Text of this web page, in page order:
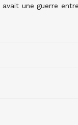
une guerre